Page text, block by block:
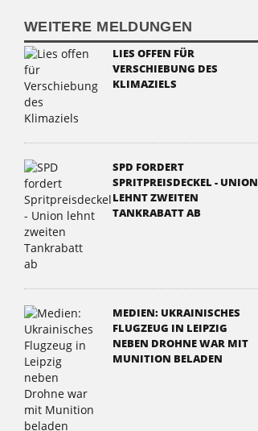
WEITERE MELDUNGEN
LIES OFFEN FÜR
VERSCHIEBUNG DES
KLIMAZIELS
SPD FORDERT
SPRITPREISDECKEL - UNION
LEHNT ZWEITEN
TANKRABATT AB
MEDIEN: UKRAINISCHES
FLUGZEUG IN LEIPZIG
NEBEN DROHNE WAR MIT
MUNITION BELADEN